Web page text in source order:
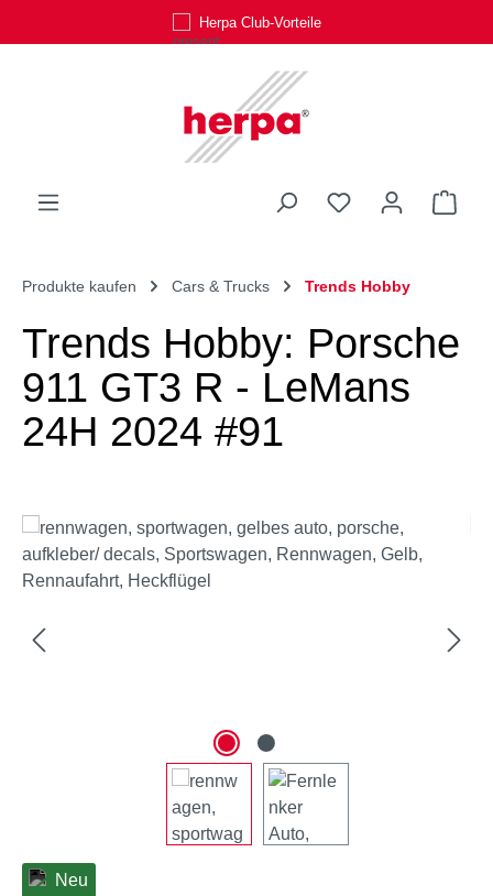
Zum Hauptinhalt springenHerpa Club-Vorteile
Du hast 0
Produkte kaufen Cars & Trucks Trends Hobby
Trends Hobby: Porsche
911 GT3 R - LeMans
24H 2024 #91
Bildergalerie überspringen
Neu